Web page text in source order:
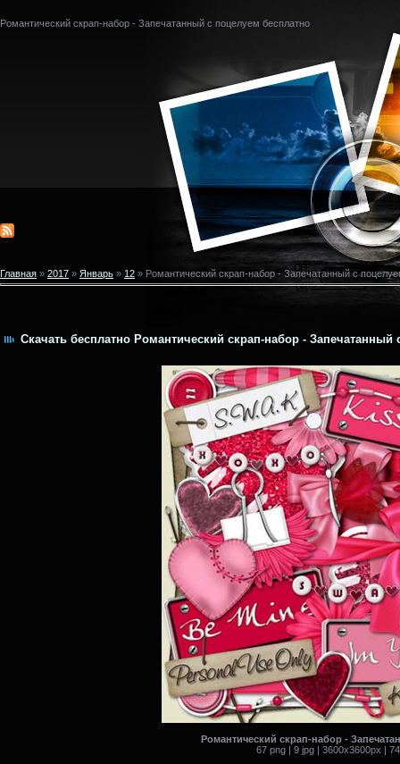
Романтический скрап-набор - Запечатанный с поцелуем бесплатно
Главная » 2017 » Январь » 12 » Романтический скрап-набор - Запечатанный с
Скачать бесплатно Романтический скрап-набор - Запечатанный
Романтический скрап-набор -
67 png | 9 jpg | 3600x3600px |